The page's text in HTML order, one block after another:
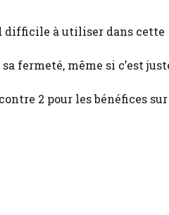
difficile à utiliser dans cette
fermeté, même si c’est
2 pour les bénéfices